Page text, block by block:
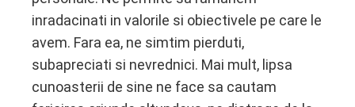
inradacinati in valorile si obiectivele pe care le
avem. Fara ea, ne simtim pierduti,
subapreciati si nevrednici. Mai mult, lipsa
cunoasterii de sine ne face sa cautam